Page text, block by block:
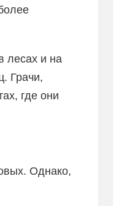
лесах и на
Грачи,
где они
Однако,